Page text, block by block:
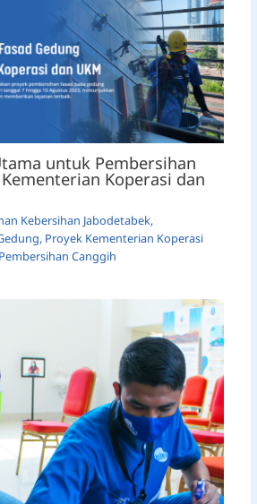
untuk Pembersihan
Koperasi dan
Kebersihan Jabodetabek,
, Proyek Kementerian Koperasi
Canggih